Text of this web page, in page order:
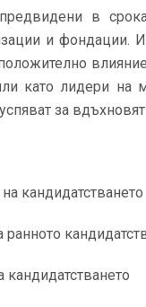
в
и
като лидери на
за вдъхновят
кандидатстването